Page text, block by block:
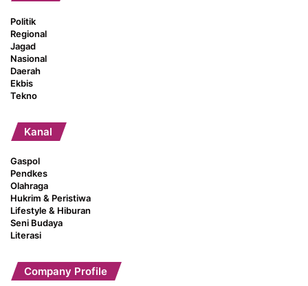
Politik
Regional
Jagad
Nasional
Daerah
Ekbis
Tekno
Kanal
Gaspol
Pendkes
Olahraga
Hukrim & Peristiwa
Lifestyle & Hiburan
Seni Budaya
Literasi
Company Profile